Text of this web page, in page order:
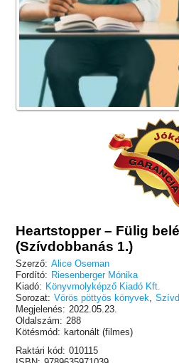
Heartstopper – Fülig
(Szívdobbanás 1.)
Szerző: Alice Oseman
Fordító: Riesenberger Mónika
Kiadó: Könyvmolyképző Kiadó Kft.
Sorozat: Vörös pöttyös könyvek
Megjelenés: 2022.05.23.
Oldalszám: 288
Kötésmód: kartonált (filmes)
Raktári kód: 010115